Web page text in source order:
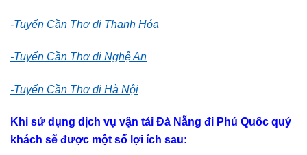
-Tuyến Cần Thơ đi Thanh Hóa
-Tuyến Cần Thơ đi Nghệ An
-Tuyến Cần Thơ đi Hà Nội
Khi sử dụng dịch vụ vận tải Đà Nẵng đi Phú Quốc quý
khách sẽ được một số lợi ích sau: